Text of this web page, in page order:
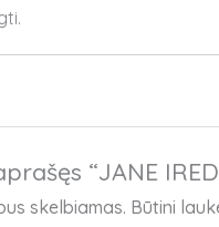
“JANE
skelbiamas. Būtini